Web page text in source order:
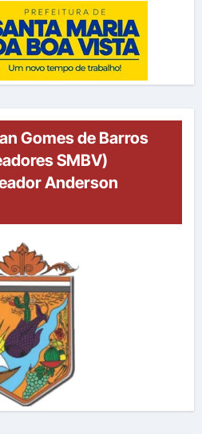
Gomes de Barros
SMBV)
Anderson